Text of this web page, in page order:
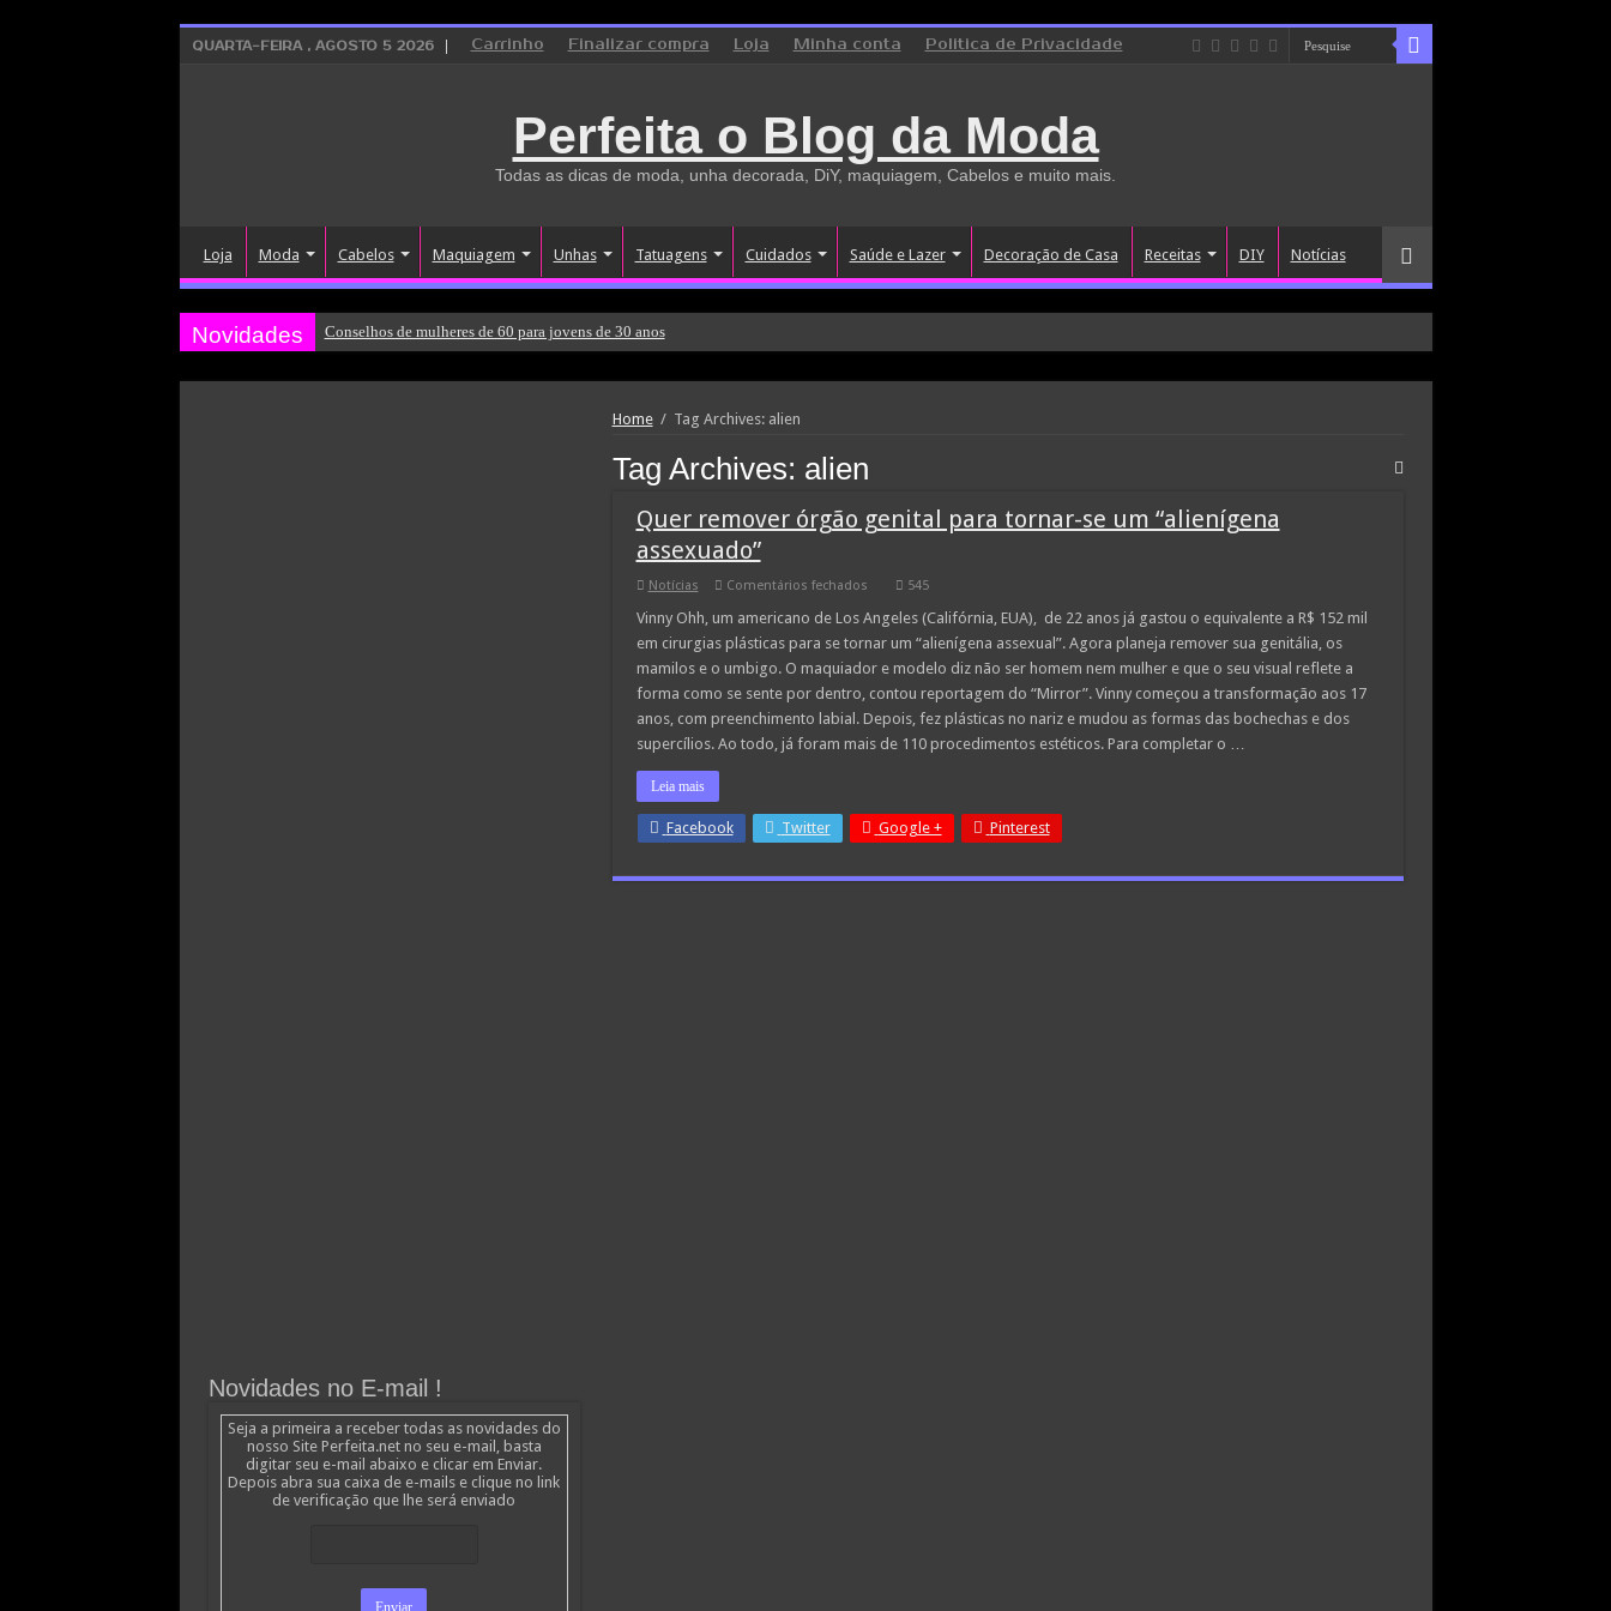
QUARTA-FEIRA , AGOSTO 5 2026 Carrinho Finalizar compra Loja Minha conta Politica de Privacidade
Perfeita o Blog da Moda
Todas as dicas de moda, unha decorada, DiY, maquiagem, Cabelos e muito mais.
Loja Moda Cabelos Maquiagem Unhas Tatuagens Cuidados Saúde e Lazer Decoração de Casa Receitas DIY Notícias
Novidades Conselhos de mulheres de 60 para jovens de 30 anos
Home / Tag Archives: alien
Tag Archives: alien
Quer remover órgão genital para tornar-se um “alienígena
assexuado”
Notícias Comentários fechadosem
remover
órgão
genital
para
tornar-
se
“alienígena
assexuado”
545
Vinny Ohh, um americano de Los Angeles (Califórnia, EUA), de 22 anos já gastou o equivalente a R$ 152 mil
em cirurgias plásticas para se tornar um “alienígena assexual”. Agora planeja remover sua genitália, os
mamilos e o umbigo. O maquiador e modelo diz não ser homem nem mulher e que o seu visual reflete a
forma como se sente por dentro, contou reportagem do “Mirror”. Vinny começou a transformação aos 17
anos, com preenchimento labial. Depois, fez plásticas no nariz e mudou as formas das bochechas e dos
supercílios. Ao todo, já foram mais de 110 procedimentos estéticos. Para completar o …
Leia mais
Facebook Twitter Google + Pinterest
Novidades no E-mail !
Seja a primeira a receber todas as novidades do
nosso Site Perfeita.net no seu e-mail, basta
digitar seu e-mail abaixo e clicar em Enviar.
Depois abra sua caixa de e-mails e clique no link
de verificação que lhe será enviado